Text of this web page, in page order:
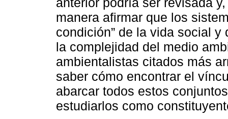
manera afirmar que los
condición” de la vida social
la complejidad del medio
ambientalistas citados más
saber cómo encontrar el
abarcar todos estos
estudiarlos como